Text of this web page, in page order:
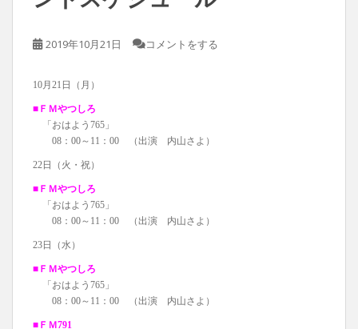
2019年10月21日 コメントをする
10月21日（月）
■ＦＭやつしろ
「おはよう765」
08：00～11：00 （出演 内山さよ）
22日（火・祝）
■ＦＭやつしろ
「おはよう765」
08：00～11：00 （出演 内山さよ）
23日（水）
■ＦＭやつしろ
「おはよう765」
08：00～11：00 （出演 内山さよ）
■ＦＭ791